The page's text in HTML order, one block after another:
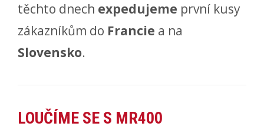
těchto dnech expedujeme první kusy
zákazníkům do Francie a na
Slovensko.
LOUČÍME SE S MR400